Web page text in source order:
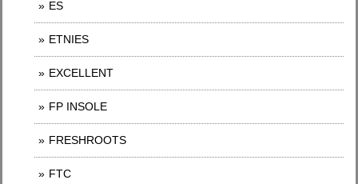
ES
ETNIES
EXCELLENT
FP INSOLE
FRESHROOTS
FTC